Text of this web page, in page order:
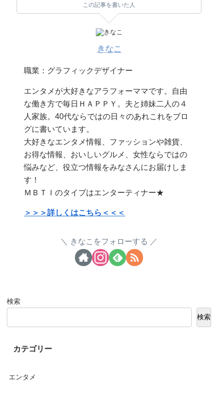
この記事を書いた人
きなこ
職業：グラフィックデザイナー
エンタメが大好きなアラフォーママです。自由
な働き方で毎日ＨＡＰＰＹ。夫と姉妹二人の４
人家族。40代ならではの日々のあれこれをブロ
グに書いています。
大好きなエンタメ情報、ファッションや雑貨、
お得な情報、おいしいグルメ、女性ならではの
悩みなど、役立つ情報をみなさんにお届けしま
す！
ＭＢＴＩのタイプはエンターティナー★
＞＞＞詳しくはこちら＜＜＜
きなこをフォローする
検索
検索
カテゴリー
エンタメ